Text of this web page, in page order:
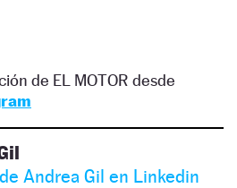
de EL MOTOR desde
Andrea Gil en Linkedin